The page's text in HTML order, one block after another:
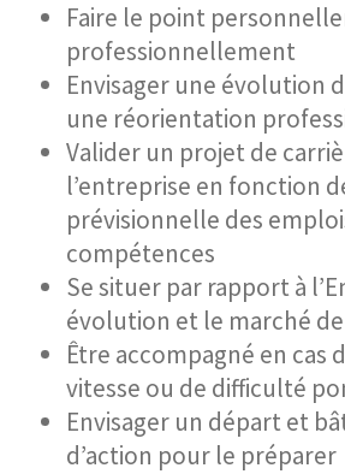
Faire le point
professionnellement
Envisager une évolution
une réorientation
Valider un projet de
l’entreprise en fonction
prévisionnelle des
compétences
Se situer par rapport à
évolution et le marché
Être accompagné en cas
vitesse ou de difficulté
Envisager un départ et
d’action pour le préparer